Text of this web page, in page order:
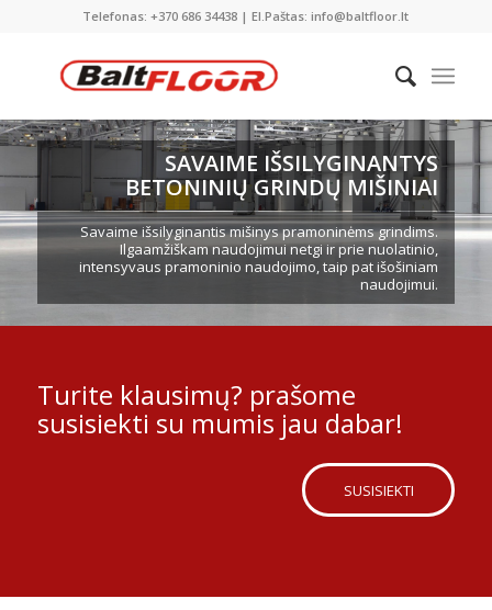
Telefonas: +370 686 34438 | El.Paštas: info@baltfloor.lt
SAVAIME IŠSILYGINANTYS
BETONINIŲ GRINDŲ MIŠINIAI
Savaime išsilyginantis mišinys pramoninėms grindims.
Ilgaamžiškam naudojimui netgi ir prie nuolatinio,
intensyvaus pramoninio naudojimo, taip pat išošiniam
naudojimui.
Turite klausimų? prašome
susisiekti su mumis jau dabar!
SUSISIEKTI